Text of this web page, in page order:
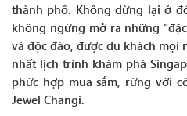
thành phố. Không dừng lại ở
không ngừng mở ra những
và độc đáo, được du khách mọi
nhất lịch trình khám phá
phức hợp mua sắm, rừng với
Jewel Changi.